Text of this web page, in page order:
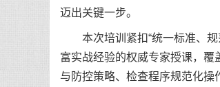
迈出关键一步。
本次培训紧扣“统一标准、规
富实战经验的权威专家授课，覆
与防控策略、检查程序规范化